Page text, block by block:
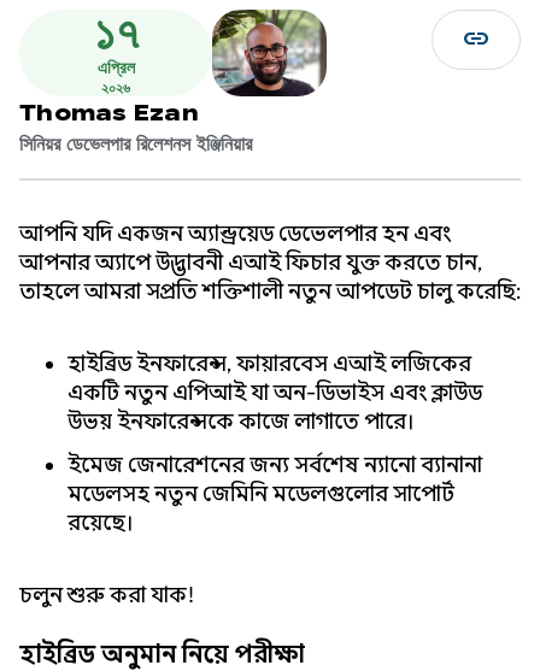
১৭
এপ্রিল
২০২৬
Thomas Ezan
সিনিয়র ডেভেলপার রিলেশনস ইঞ্জিনিয়ার
link
আপনি যদি একজন অ্যান্ড্রয়েড ডেভেলপার হন এবং
আপনার অ্যাপে উদ্ভাবনী এআই ফিচার যুক্ত করতে চান,
তাহলে আমরা সম্প্রতি শক্তিশালী নতুন আপডেট চালু করেছি:
হাইব্রিড ইনফারেন্স, ফায়ারবেস এআই লজিকের
একটি নতুন এপিআই যা অন-ডিভাইস এবং ক্লাউড
উভয় ইনফারেন্সকে কাজে লাগাতে পারে।
ইমেজ জেনারেশনের জন্য সর্বশেষ ন্যানো ব্যানানা
মডেলসহ নতুন জেমিনি মডেলগুলোর সাপোর্ট
রয়েছে।
চলুন শুরু করা যাক!
হাইব্রিড অনুমান নিয়ে পরীক্ষা